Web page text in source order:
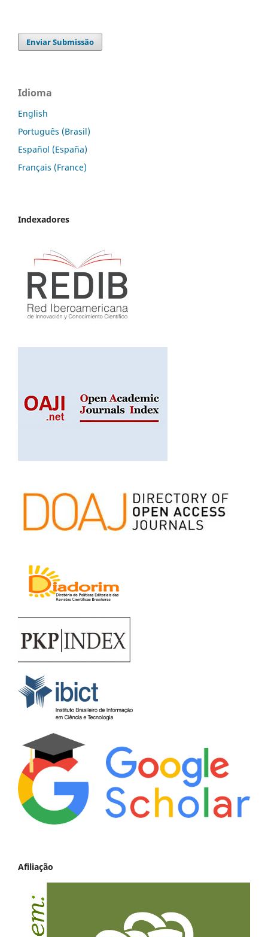
Enviar Submissão
Idioma
English
Português (Brasil)
Español (España)
Français (France)
Indexadores
Afiliação